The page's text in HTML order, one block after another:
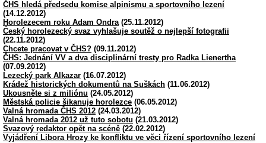
ČHS hledá předsedu komise alpinismu a sportovního lezení
(14.12.2012)
Horolezecem roku Adam Ondra (25.11.2012)
Český horolezecký svaz vyhlašuje soutěž o nejlepší fotografii
(22.11.2012)
Chcete pracovat v ČHS? (09.11.2012)
ČHS: Jednání VV a dva disciplinární tresty pro Radka Lienertha
(07.09.2012)
Lezecký park Alkazar (16.07.2012)
Krádež historických dokumentů na Suškách (11.06.2012)
Ukousněte si z miliónu (24.05.2012)
Městská policie šikanuje horolezce (06.05.2012)
Valná hromada ČHS 2012 (24.03.2012)
Valná hromada 2012 už tuto sobotu (21.03.2012)
Svazový redaktor opět na scéně (22.02.2012)
Vyjádření Libora Hrozy ke konfliktu ve věci řízení sportovního lezení